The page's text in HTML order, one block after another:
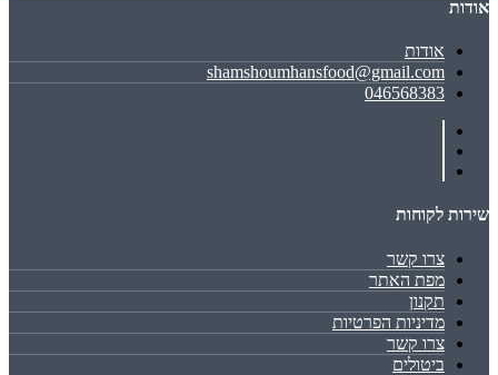
אודות
אודות
shamshoumhansfood@gmail.com
046568383
שירות לקוחות
צרו קשר
מפת האתר
תקנון
מדיניות הפרטיות
צרו קשר
ביטולים